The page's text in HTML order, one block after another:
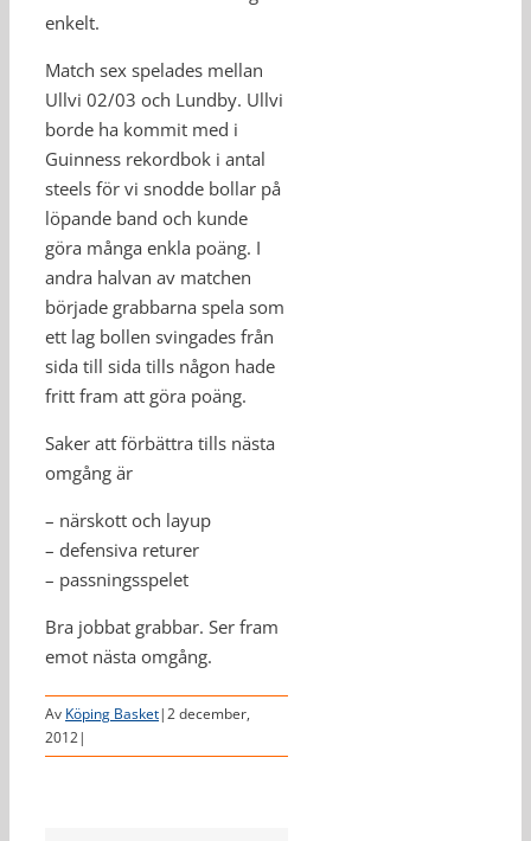
enkelt.
Match sex spelades mellan
Ullvi 02/03 och Lundby. Ullvi
borde ha kommit med i
Guinness rekordbok i antal
steels för vi snodde bollar på
löpande band och kunde
göra många enkla poäng. I
andra halvan av matchen
började grabbarna spela som
ett lag bollen svingades från
sida till sida tills någon hade
fritt fram att göra poäng.
Saker att förbättra tills nästa
omgång är
– närskott och layup
– defensiva returer
– passningsspelet
Bra jobbat grabbar. Ser fram
emot nästa omgång.
Av Köping Basket|2 december,
2012|